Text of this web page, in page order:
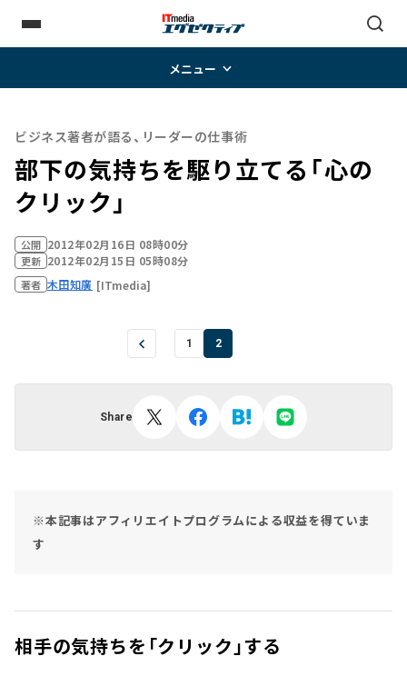
メニュー
ビジネス著者が語る、リーダーの仕事術
部下の気持ちを駆り立てる「心の
クリック」
公開 2012年02月16日 08時00分
更新 2012年02月15日 05時08分
著者 木田知廣 [ITmedia]
1 2
Share
※本記事はアフィリエイトプログラムによる収益を得ていま
す
相手の気持ちを「クリック」する